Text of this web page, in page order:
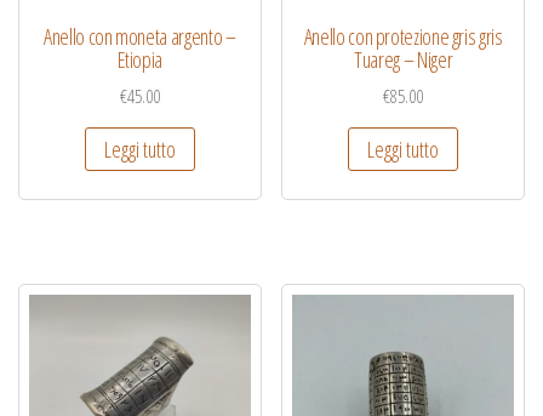
Anello con moneta argento –
Etiopia
€45.00
Leggi tutto
Anello con protezione gris gris
Tuareg – Niger
€85.00
Leggi tutto